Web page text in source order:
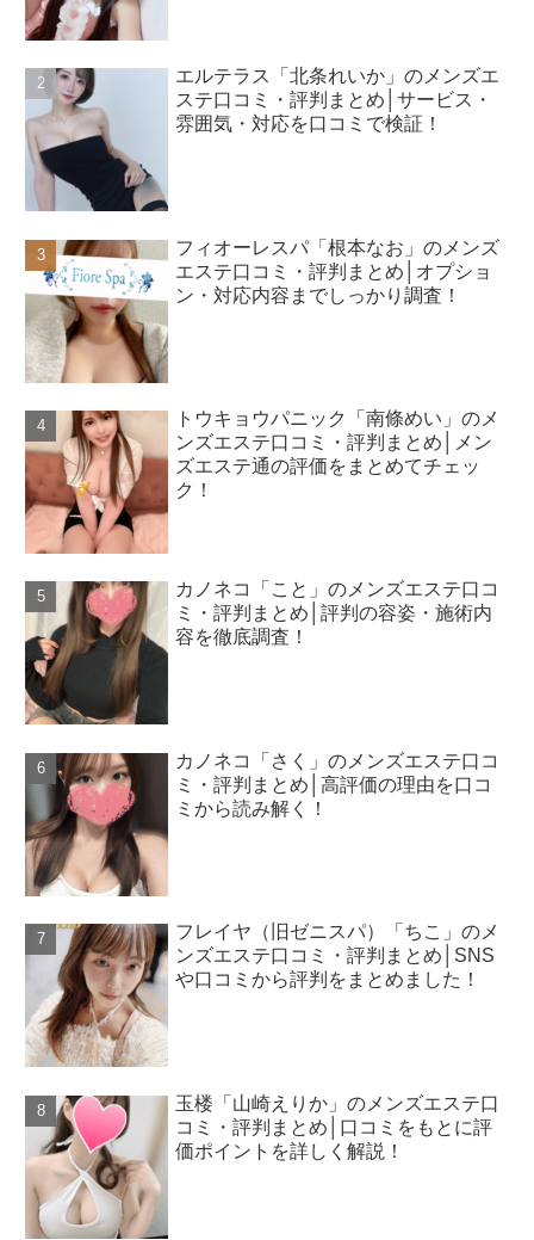
エルテラス「北条れいか」のメンズエ
ステ口コミ・評判まとめ│サービス・
雰囲気・対応を口コミで検証！
フィオーレスパ「根本なお」のメンズ
エステ口コミ・評判まとめ│オプショ
ン・対応内容までしっかり調査！
トウキョウパニック「南條めい」のメ
ンズエステ口コミ・評判まとめ│メン
ズエステ通の評価をまとめてチェッ
ク！
カノネコ「こと」のメンズエステ口コ
ミ・評判まとめ│評判の容姿・施術内
容を徹底調査！
カノネコ「さく」のメンズエステ口コ
ミ・評判まとめ│高評価の理由を口コ
ミから読み解く！
フレイヤ（旧ゼニスパ）「ちこ」のメ
ンズエステ口コミ・評判まとめ│SNS
や口コミから評判をまとめました！
玉楼「山崎えりか」のメンズエステ口
コミ・評判まとめ│口コミをもとに評
価ポイントを詳しく解説！